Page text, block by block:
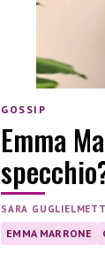
GOSSIP
Emma
SARA
EMMA MARRONE